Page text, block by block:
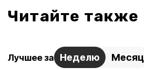
Читайте также
Лучшее за Неделю Месяц